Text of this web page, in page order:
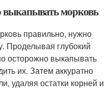
морковь
правильно, нужно
Проделывая глубокий
осторожно выкапывать
их. Затем аккуратно
удаляя остатки корней и